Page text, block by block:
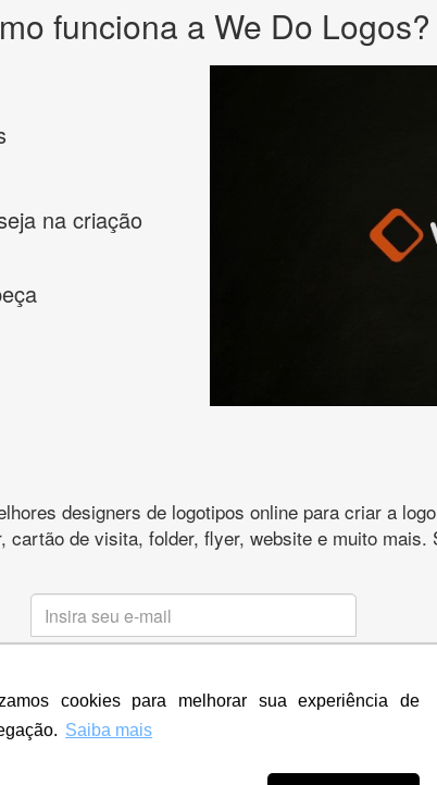
cookies para melhorar sua experiência de
Saiba mais
funciona a We Do Logos?
na criação
designers de logotipos online para criar a
cartão de visita, folder, flyer, website e muito
* Prometemos não compartilhar e utilizar seus dados para enviar
qualquer tipo de SPAM. Confira as